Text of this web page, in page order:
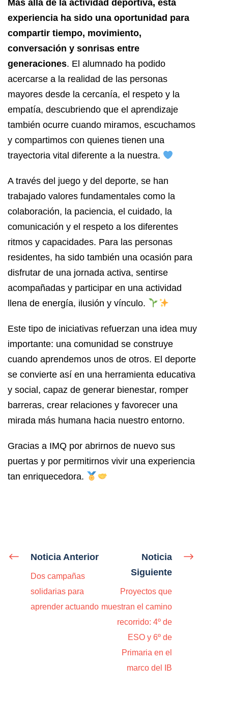
Más allá de la actividad deportiva, esta
experiencia ha sido una oportunidad para
compartir tiempo, movimiento,
conversación y sonrisas entre
generaciones. El alumnado ha podido
acercarse a la realidad de las personas
mayores desde la cercanía, el respeto y la
empatía, descubriendo que el aprendizaje
también ocurre cuando miramos, escuchamos
y compartimos con quienes tienen una
trayectoria vital diferente a la nuestra.
A través del juego y del deporte, se han
trabajado valores fundamentales como la
colaboración, la paciencia, el cuidado, la
comunicación y el respeto a los diferentes
ritmos y capacidades. Para las personas
residentes, ha sido también una ocasión para
disfrutar de una jornada activa, sentirse
acompañadas y participar en una actividad
llena de energía, ilusión y vínculo.
Este tipo de iniciativas refuerzan una idea muy
importante: una comunidad se construye
cuando aprendemos unos de otros. El deporte
se convierte así en una herramienta educativa
y social, capaz de generar bienestar, romper
barreras, crear relaciones y favorecer una
mirada más humana hacia nuestro entorno.
Gracias a IMQ por abrirnos de nuevo sus
puertas y por permitirnos vivir una experiencia
tan enriquecedora.
Noticia Anterior
Dos campañas
solidarias para
aprender actuando
Noticia
Siguiente
Proyectos que
muestran el camino
recorrido: 4º de
ESO y 6º de
Primaria en el
marco del IB